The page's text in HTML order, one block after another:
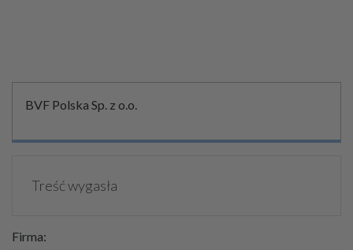
BVF Polska Sp. z o.o.
Treść wygasła
Firma: